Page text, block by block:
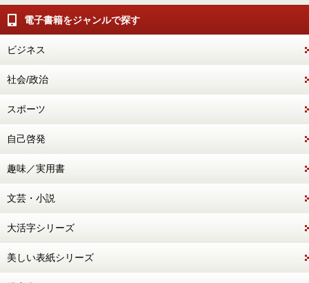
電子書籍をジャンルで探す
ビジネス
社会/政治
スポーツ
自己啓発
趣味／実用書
文芸・小説
大活字シリーズ
美しい表紙シリーズ